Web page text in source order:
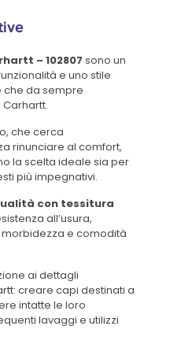
– 102807 sono un
e uno stile
che da sempre
che cerca
rinunciare al comfort,
la scelta ideale sia per
più impegnativi.
con tessitura
all’usura,
e comodità
ai dettagli
creare capi destinati a
intatte le loro
lavaggi e utilizzi